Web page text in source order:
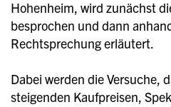
Hohenheim, wird zunächst
besprochen und dann
Rechtsprechung erläutert.
Dabei werden die Versuche,
steigenden Kaufpreisen,